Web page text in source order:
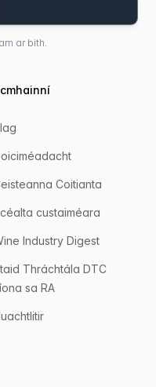
ar bith.
Coitianta
custaiméara
Industry Digest
Thráchtála DTC
sa RA